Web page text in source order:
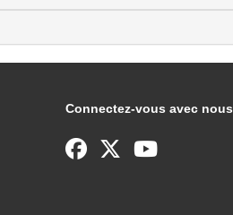
Connectez-vous avec nous